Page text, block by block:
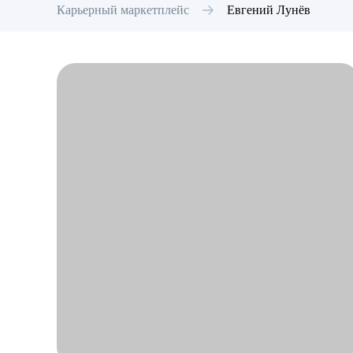
Карьерный маркетплейс Евгений Лунёв